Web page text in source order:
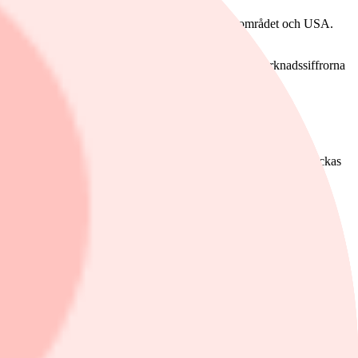
med inflationssiffror från både EMU-området och USA.
lämnar den 7 november. Det var de starka arbetsmarknadssiffrorna
andra kvartal.
inköpschefsindex för industrin. Tillsammans med nästa veckas
jag vill tacka alla som läst. Särskilt de som hängt med under
och resor så den har producerats på många olika platser.
nätverk för att skriva klart texten. Det gick visserligen för sig